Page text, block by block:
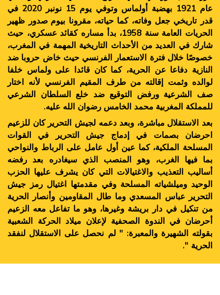
عام 1921 بهضبة أولماس وتوفي يوم 15 نونبر 2020 في
قدر تاريخي جعل وفاته، كما حياته، مقرونا بيوم صدور ظهير
الحريات العامة سنة 1958، بدأ مساره كقائد عسكري، حيث
شارك في العديد من الأحداث التاريخية المهمة في المغرب،
خصوصًا خلال فترة الاستعمار الفرنسي حيث خاض حروبا ضد
النازية دفاعا عن الحرية، كما كان قائدا على ولماس خلفا
لوالده وثمت إقالته من طرف المقيم الفرنسي لأنه اختار
صف الشرعية ورفض التوقيع ضد خلع السلطان الشرعي
للمملكة المغربية محمد الخامس رضوان الله عليه.
بعد الاستقلال مباشرة، وبعد دعمه لجيش التحرير كان للزعيم
احرضان بصمات في إدماج جيش التحرير في القوات
المسلحة الملكية، كما عين أول عامل على الرباط والنواحي
بما فيها الغرب، وهو المنصب الذي سيغادره بعد رفضه
أساليب التعذيب والاغتيالات التي كان يشرف عليها الحزب
الوحيد وميلشياته المسلحة وفي مقدمتها اغتيال رمز جيش
التحرير عباس المسعدي وما طال المقاومين وأنصار الحرية
من تنكيل في دار بريشة وغيرها، وهو ما تفاعل معه الزعيم
أحرضان في الندوة الصحفية لإعلان ميلاد الحركة الشعبية
بقولته الشهيرة والمعبرة: " لم نحصل على الاستقلال لنفقد
الحرية ".